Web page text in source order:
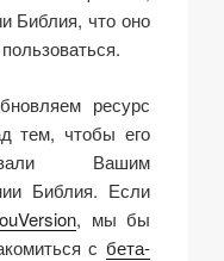
Библия, что оно
ресурс
тем, чтобы его
Вашим
Библия. Если
, мы бы
с бета-